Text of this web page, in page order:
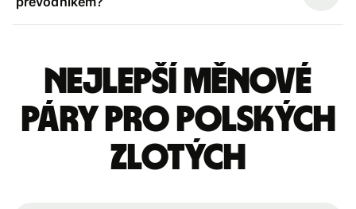
Nejlepší měnové
páry pro polských
zlotých